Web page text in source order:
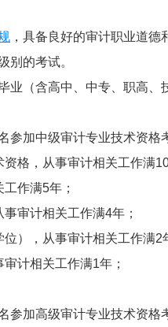
，具备良好的审计职业道
别的考试。
业（含高中、中专、职高
参加中级审计专业技术资格
格，从事审计相关工作满10
作满5年；
审计相关工作满4年；
），从事审计相关工作满2
计相关工作满1年；
参加高级审计专业技术资格